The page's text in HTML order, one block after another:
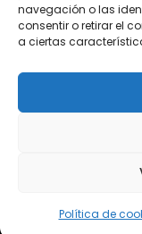
navegación o las
consentir o retirar el
a ciertas
Política de
Teléfono:
Teléfono: